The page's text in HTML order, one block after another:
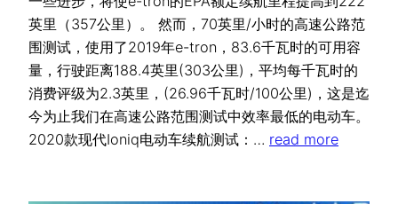
英里（357公里）。 然而，70英里/小时的高速公路范
围测试，使用了2019年e-tron，83.6千瓦时的可用容
量，行驶距离188.4英里(303公里)，平均每千瓦时的
消费评级为2.3英里，(26.96千瓦时/100公里)，这是迄
今为止我们在高速公路范围测试中效率最低的电动车。
2020款现代Ioniq电动车续航测试：… read more